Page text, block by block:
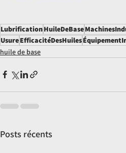
LubrificationHuileDeBase
UsureEfficacitéDesHuiles
huile de base
Posts récents